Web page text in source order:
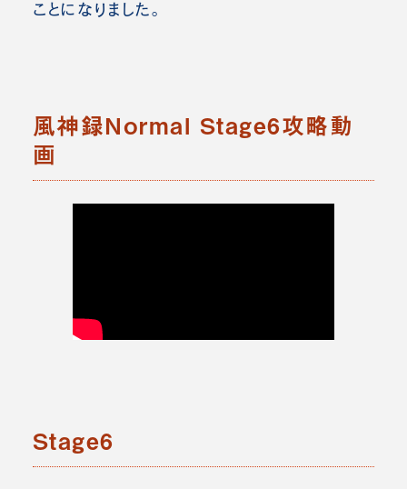
ことになりました 。
風神録Normal Stage6攻略動
画
Stage6